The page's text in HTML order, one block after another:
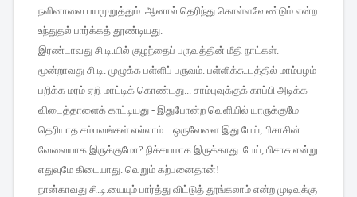
நளினாவை பயமுறுத்தும். ஆனால் தெரிந்து கொள்ளவேண்டும் என்ற
உந்துதல் பார்க்கத் தூண்டியது.
இரண்டாவது சி.டி.யில் குழந்தைப் பருவத்தின் மீதி நாட்கள்.
மூன்றாவது சி.டி. முழுக்க பள்ளிப் பருவம். பள்ளிக்கூடத்தில் மாம்பழம்
பறிக்க மரம் ஏறி மாட்டிக் கொண்டது... சாம்புவுக்குக் காப்பி அடிக்க
விடைத்தாளைக் காட்டியது - இதுபோன்ற வெளியில் யாருக்குமே
தெரியாத சம்பவங்கள் எல்லாம்... ஒருவேளை இது பேய், பிசாசின்
வேலையாக இருக்குமோ? நிச்சயமாக இருக்காது. பேய், பிசாசு என்று
எதுவுமே கிடையாது. வெறும் கற்பனைதான்!
நான்காவது சி.டி.யையும் பார்த்து விட்டுத் தூங்கலாம் என்ற முடிவுக்கு